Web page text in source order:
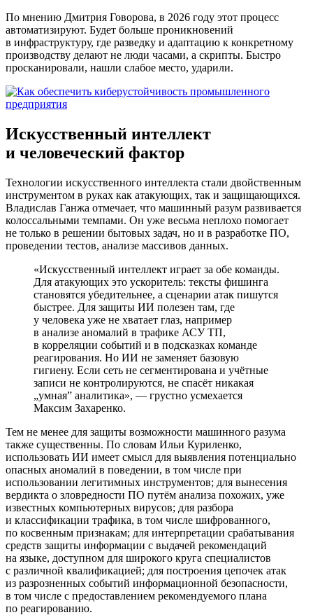
По мнению Дмитрия Говорова, в 2026 году этот процесс
автоматизируют. Будет больше проникновений
в инфраструктуру, где разведку и адаптацию к конкретному
производству делают не люди часами, а скрипты. Быстро
просканировали, нашли слабое место, ударили.
Искусственный интеллект
и человеческий фактор
Технологии искусственного интеллекта стали двой­ственным
инструментом в руках как атакующих, так и защищающихся.
Владислав Ганжа отмечает, что машинный разум развивается
колоссальными темпами. Он уже весьма неплохо помогает
не только в решении бытовых задач, но и в разработке ПО,
проведении тестов, анализе массивов данных.
«Искусственный интеллект играет за обе команды.
Для атакующих это ускоритель: тексты фишинга
становятся убедительнее, а сценарии атак пишутся
быстрее. Для защиты ИИ полезен там, где
у человека уже не хватает глаз, например
в анализе аномалий в трафике АСУ ТП,
в корреляции событий и в подсказках команде
реагирования. Но ИИ не заменяет базовую
гигиену. Если сеть не сегментирована и учётные
записи не контролируются, не спасёт никакая
„умная” аналитика», — грустно усмехается
Максим Захаренко.
Тем не менее для защиты возможности машинного разума
также существенны. По словам Ильи Куриленко,
использовать ИИ имеет смысл для выявления потенциально
опасных аномалий в поведении, в том числе при
использовании легитимных инструментов; для вынесения
вердикта о зловредности ПО путём анализа похожих, уже
известных компьютерных вирусов; для разбора
и классификации трафика, в том числе шифрованного,
по косвенным признакам; для интерпретации срабатывания
средств защиты информации с выдачей рекомендаций
на языке, доступном для широкого круга специалистов
с различной квалификацией; для построения цепочек атак
из разрозненных событий информационной безопасности,
в том числе с предоставлением рекомендуемого плана
по реагированию.